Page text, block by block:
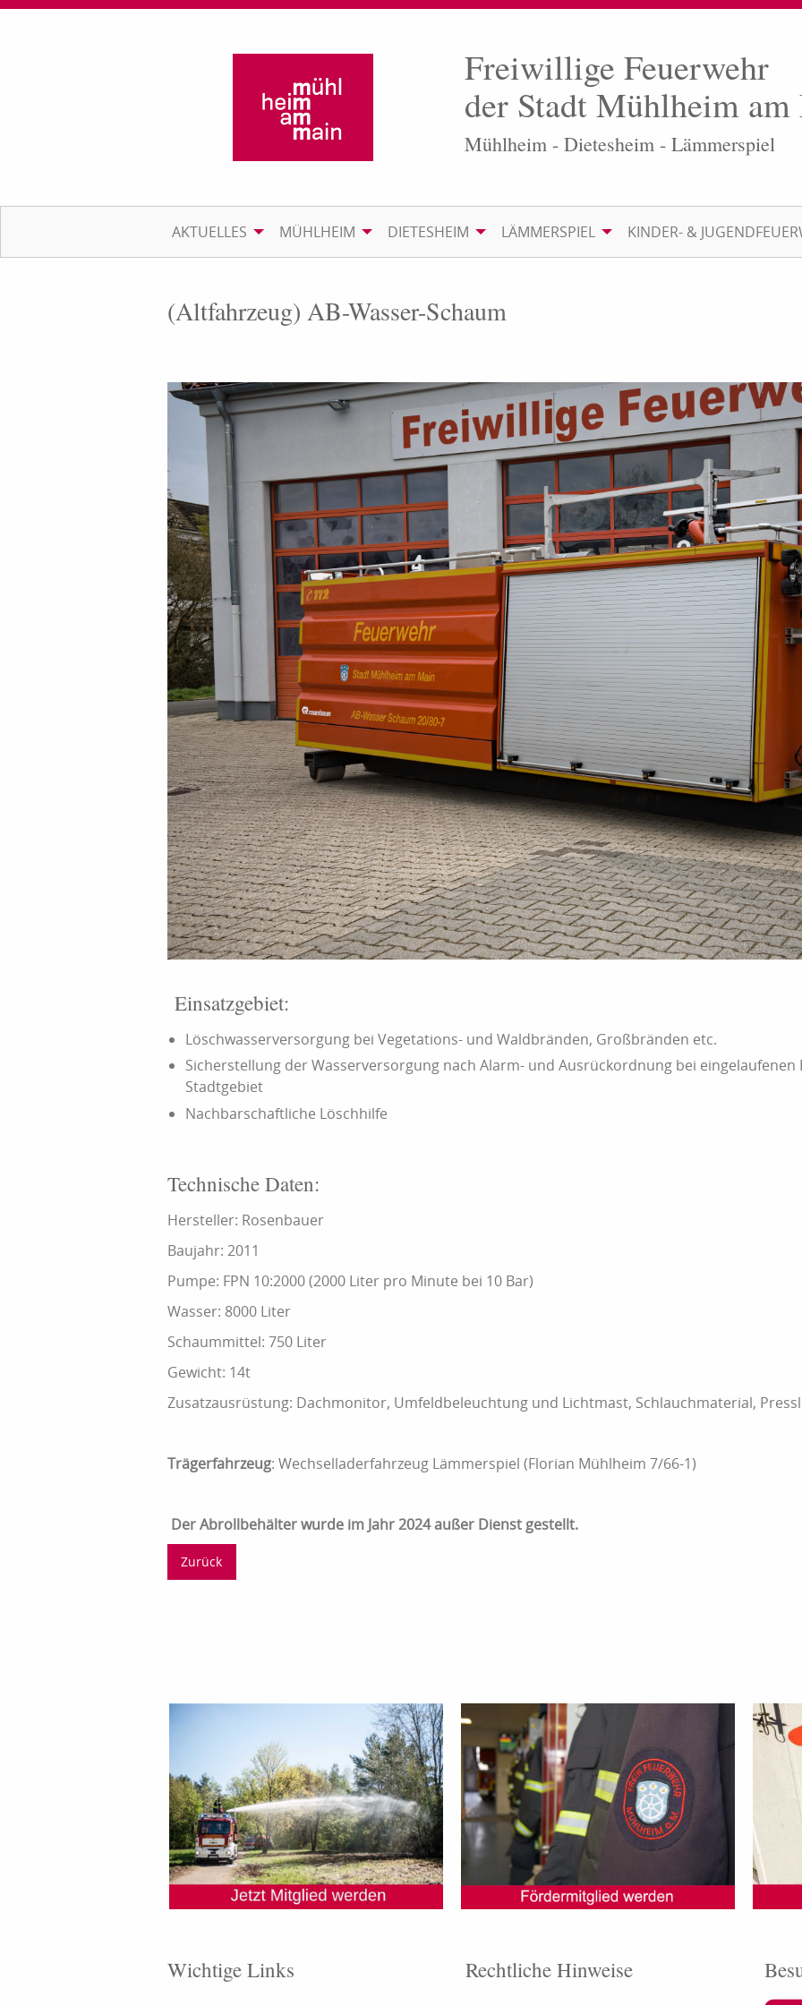
Freiwillige Feuerwehr
der Stadt Mühlheim
Mühlheim - Dietesheim - Lämmerspiel
AKTUELLES MÜHLHEIM DIETESHEIM LÄMMERSPIEL KINDER- &
(Altfahrzeug) AB-Wasser-Schaum
Einsatzgebiet:
Löschwasserversorgung bei Vegetations- und Waldbränden, Großbränden etc.
Sicherstellung der Wasserversorgung nach Alarm- und Ausrückordnung bei
Stadtgebiet
Nachbarschaftliche Löschhilfe
Technische Daten:
Hersteller: Rosenbauer
Baujahr: 2011
Pumpe: FPN 10:2000 (2000 Liter pro Minute bei 10 Bar)
Wasser: 8000 Liter
Schaummittel: 750 Liter
Gewicht: 14t
Zusatzausrüstung: Dachmonitor, Umfeldbeleuchtung und Lichtmast, Schlauchmaterial,
Trägerfahrzeug: Wechselladerfahrzeug Lämmerspiel (Florian Mühlheim 7/66-1)
Der Abrollbehälter wurde im Jahr 2024 außer Dienst gestellt.
Zurück
Wichtige Links Rechtliche Hinweise